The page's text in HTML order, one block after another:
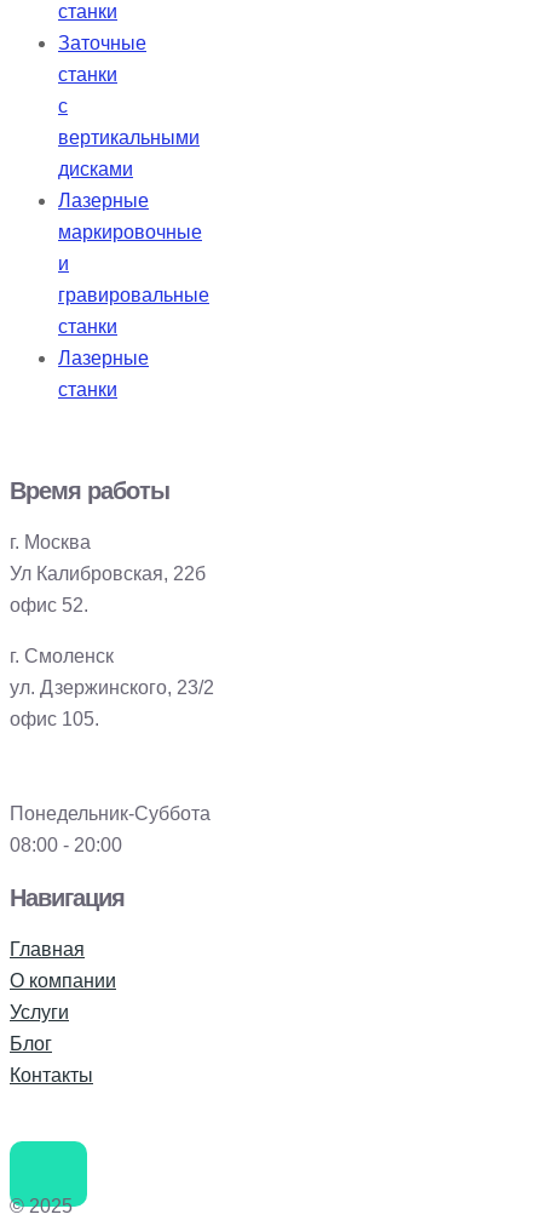
станки
Заточные
станки
с
вертикальными
дисками
Лазерные
маркировочные
и
гравировальные
станки
Лазерные
станки
Время работы
г. Москва
Ул Калибровская, 22б
офис 52.
г. Смоленск
ул. Дзержинского, 23/2
офис 105.
Понедельник-Суббота
08:00 - 20:00
Навигация
Главная
О компании
Услуги
Блог
Контакты
© 2025